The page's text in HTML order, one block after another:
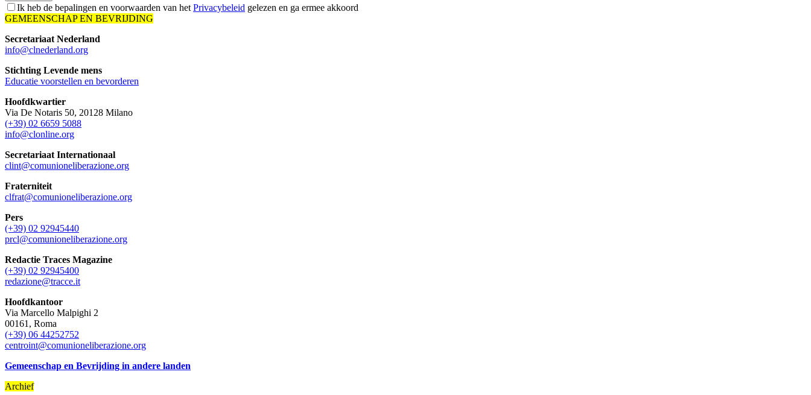
Ik heb de bepalingen en voorwaarden van het Privacybeleid gelezen en ga ermee akkoord
GEMEENSCHAP EN BEVRIJDING
Secretariaat Nederland
info@clnederland.org
Stichting Levende mens
Educatie voorstellen en bevorderen
Hoofdkwartier
Via De Notaris 50, 20128 Milano
(+39) 02 6659 5088
info@clonline.org
Secretariaat Internationaal
clint@comunioneliberazione.org
Fraterniteit
clfrat@comunioneliberazione.org
Pers
(+39) 02 92945440
prcl@comunioneliberazione.org
Redactie Traces Magazine
(+39) 02 92945400
redazione@tracce.it
Hoofdkantoor
Via Marcello Malpighi 2
00161, Roma
(+39) 06 44252752
centroint@comunioneliberazione.org
Gemeenschap en Bevrijding in andere landen
Archief